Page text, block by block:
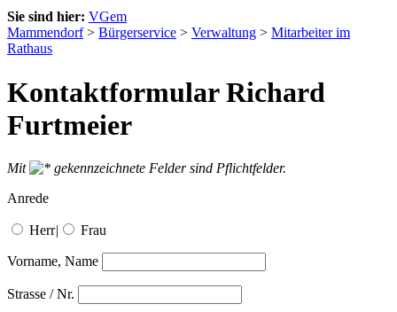
Sie sind hier: VGem
Mammendorf> Bürgerservice > Verwaltung > Mitarbeiter im
Rathaus
Kontaktformular Richard
Furtmeier
Mit
gekennzeichnete Felder sind Pflichtfelder.
Anrede
Herr| Frau
Vorname, Name
Strasse / Nr.